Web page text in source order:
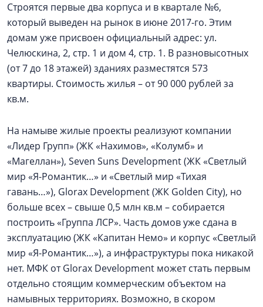
Строятся первые два корпуса и в квартале №6,
который выведен на рынок в июне 2017-го. Этим
домам уже присвоен официальный адрес: ул.
Челюскина, 2, стр. 1 и дом 4, стр. 1. В разновысотных
(от 7 до 18 этажей) зданиях разместятся 573
квартиры. Стоимость жилья – от 90 000 рублей за
кв.м.
На намыве жилые проекты реализуют компании
«Лидер Групп» (ЖК «Нахимов», «Колумб» и
«Магеллан»), Seven Suns Development (ЖК «Светлый
мир «Я-Романтик…» и «Светлый мир «Тихая
гавань…»), Glorax Development (ЖК Golden City), но
больше всех – свыше 0,5 млн кв.м – собирается
построить «Группа ЛСР». Часть домов уже сдана в
эксплуатацию (ЖК «Капитан Немо» и корпус «Светлый
мир «Я-Романтик…»), а инфраструктуры пока никакой
нет. МФК от Glorax Development может стать первым
отдельно стоящим коммерческим объектом на
намывных территориях. Возможно, в скором